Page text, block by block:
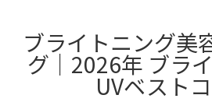
ブライトニング美
グ｜2026年 ブラ
UVベスト